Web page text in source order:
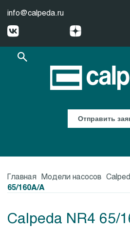
info@calpeda.ru
Отправить
Главная Модели насосов
65/160A/A
Calpeda NR4 65/